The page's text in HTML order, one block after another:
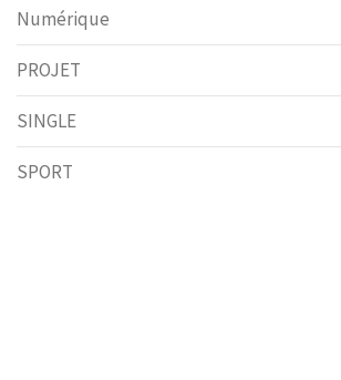
Numérique
PROJET
SINGLE
SPORT